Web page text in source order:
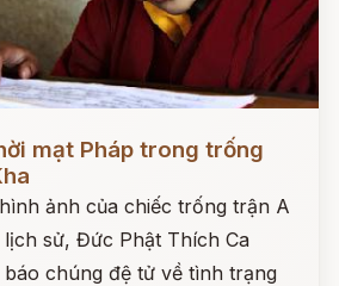
mạt Pháp trong trống
ảnh của chiếc trống trận A
sử, Đức Phật Thích Ca
chúng đệ tử về tình trạng